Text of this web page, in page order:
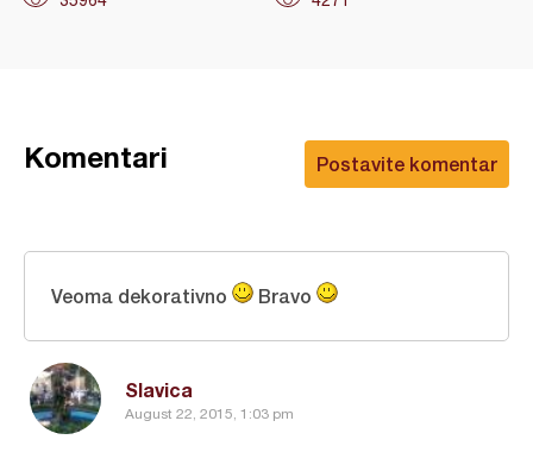
Postavite komentar
Komentari
Slavica
August 22, 2015, 1:03 pm
Veoma dekorativno Bravo